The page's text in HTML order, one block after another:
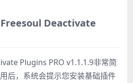
Freesoul Deactivate
Plugins PRO v1.1.1.9非常简
后，系统会提示您安装基础插件